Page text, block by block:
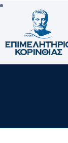
Νέα Δάνεια 330